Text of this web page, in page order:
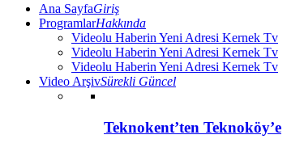
Ana SayfaGiriş
ProgramlarHakkında
Videolu Haberin Yeni Adresi Kernek Tv
Videolu Haberin Yeni Adresi Kernek Tv
Videolu Haberin Yeni Adresi Kernek Tv
Video ArşivSürekli Güncel
Teknokent’ten Teknoköy’e